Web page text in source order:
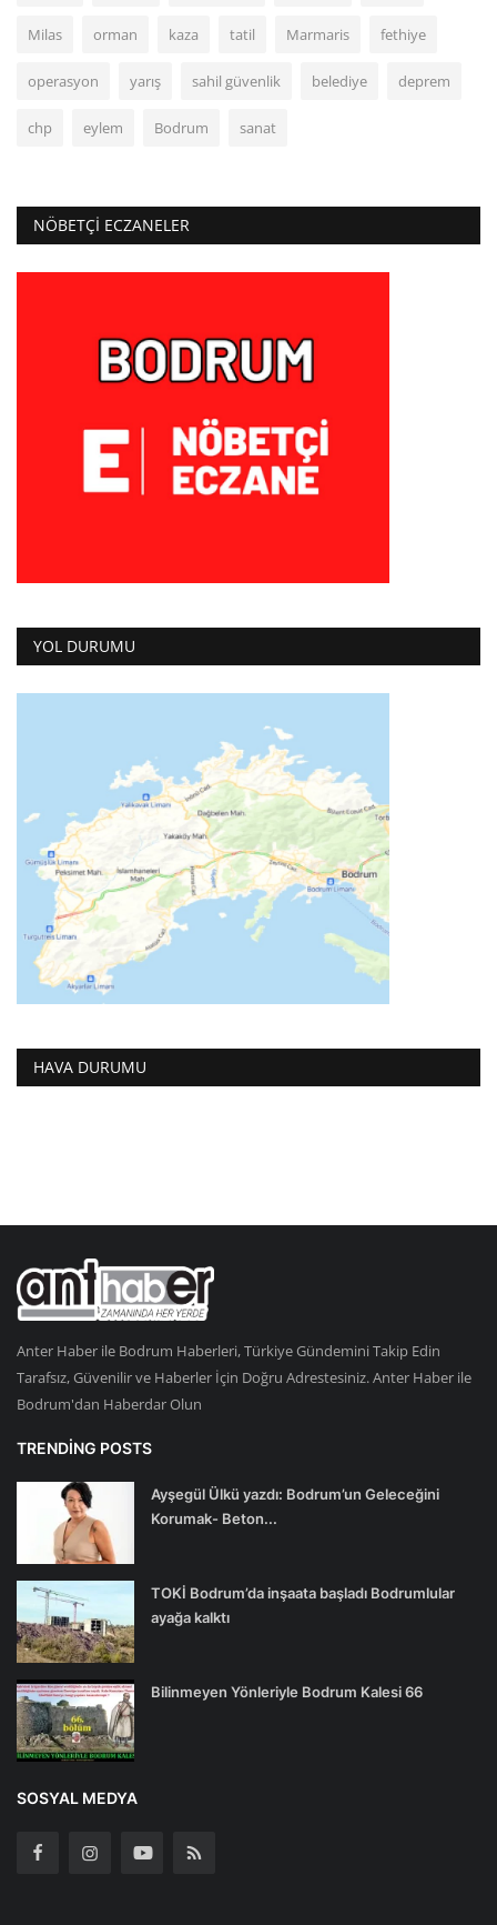
Milas orman kaza tatil Marmaris fethiye
operasyon yarış sahil güvenlik belediye deprem
chp eylem Bodrum sanat
NÖBETÇI ECZANELER
YOL DURUMU
HAVA DURUMU
Anter Haber ile Bodrum Haberleri, Türkiye Gündemini Takip Edin
Tarafsız, Güvenilir ve Haberler İçin Doğru Adrestesiniz. Anter Haber ile
Bodrum'dan Haberdar Olun
TRENDING POSTS
Ayşegül Ülkü yazdı: Bodrum’un Geleceğini
Korumak- Beton...
TOKİ Bodrum’da inşaata başladı Bodrumlular
ayağa kalktı
Bilinmeyen Yönleriyle Bodrum Kalesi 66
SOSYAL MEDYA